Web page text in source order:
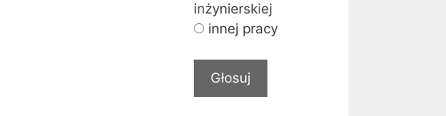
inżynierskiej
innej pracy